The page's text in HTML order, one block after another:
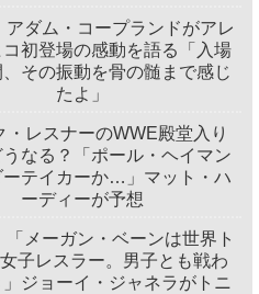
アダム・コープランドがアレ
初登場の感動を語る「入場
、その振動を骨の髄まで感じ
たよ」
・レスナーのWWE殿堂入り
なる？「ポール・ヘイマン
ーテイカーか…」マット・ハ
ーディーが予想
「メーガン・ベーンは世界ト
子レスラー。男子とも戦わ
ジョーイ・ジャネラがトニ